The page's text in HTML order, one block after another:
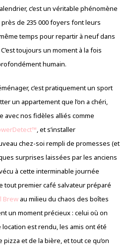
c’est un véritable phénomène
près de 235 000 foyers font leurs
temps pour repartir à neuf dans
toujours un moment à la fois
humain.
c’est pratiquement un sport
un appartement que l’on a chéri,
avec nos fidèles alliés comme
, et s’installer
chez-soi rempli de promesses (et
surprises laissées par les anciens
à cette interminable journée
tout premier café salvateur préparé
Brew au milieu du chaos des boîtes
un moment précieux : celui où on
location est rendu, les amis ont été
et de la bière, et tout ce qu’on